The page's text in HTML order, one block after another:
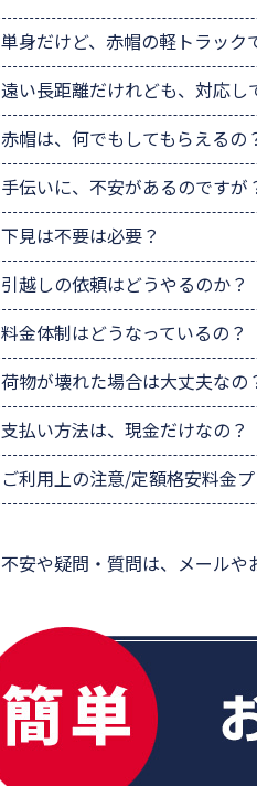
単身だけど、赤帽の軽トラック
遠い長距離だけれども、対応し
赤帽は、何でもしてもらえるの
手伝いに、不安があるのですが
下見は不要は必要？
引越しの依頼はどうやるのか？
料金体制はどうなっているの？
荷物が壊れた場合は大丈夫なの
支払い方法は、現金だけなの？
ご利用上の注意/定額格安料金
不安や疑問・質問は、メールや